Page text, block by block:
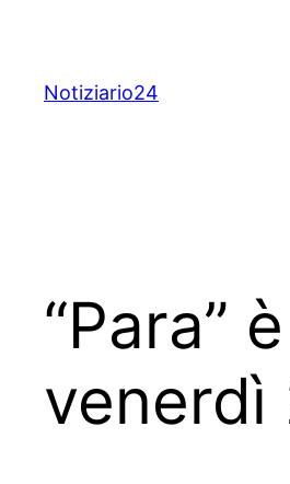
content
Notiziario24
“Para”
venerdì